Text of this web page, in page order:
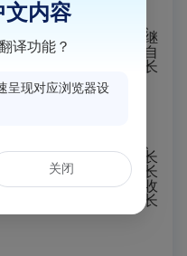
以技术、品牌、质量、
外贸企业扶持力度，继
发展跨境电商，鼓励自
增长
亿元，比上年增长
含速递）1.20
,增长
增长7.4%；联通业务收
元，增长
文内容
译功能？
呈现对应浏览器设
关闭